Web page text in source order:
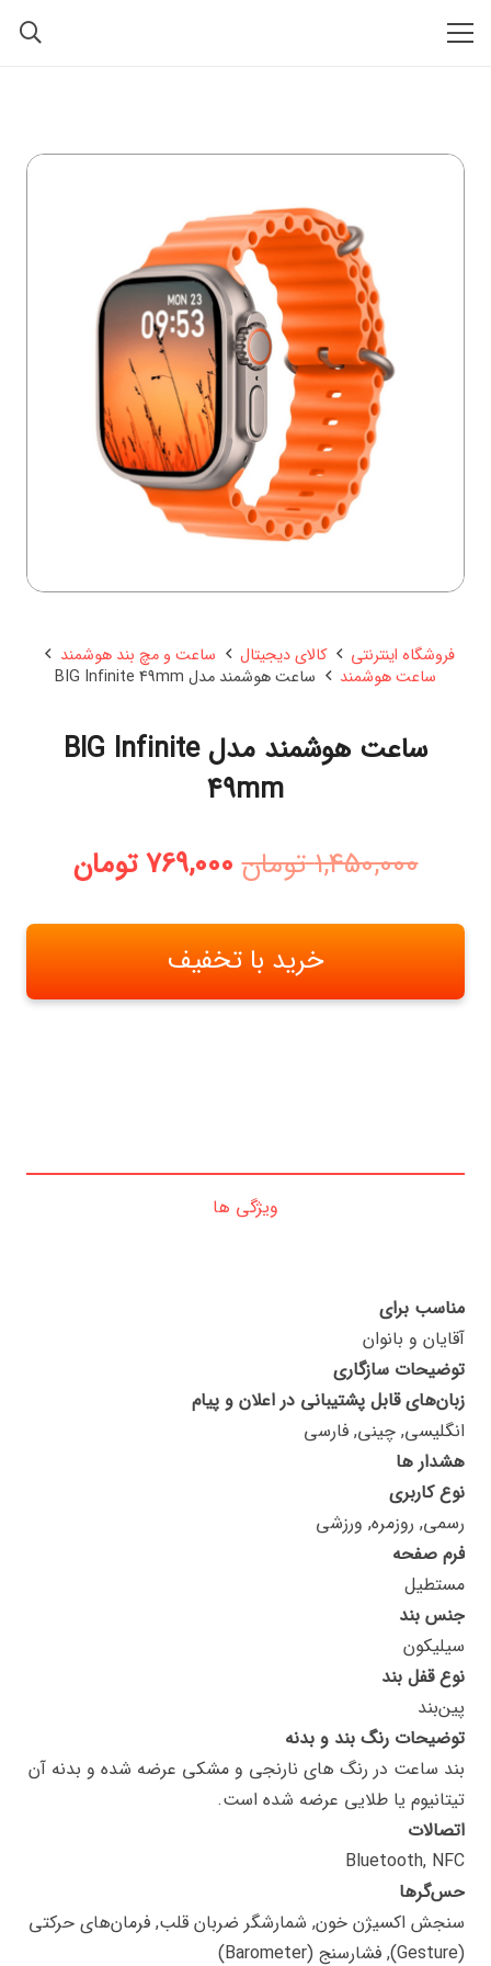
فروشگاه اینترنتی کالای دیجیتال
ساعت و مچ بند هوشمند
ساعت هوشمند
ساعت هوشمند مدل BIG Infinite 49mm
ساعت هوشمند مدل BIG Infinite
49mm
1,450,000 تومان قیمت
1,450,000 تومان
بود.
769,000 تومانقیمت
769,000
خرید با تخفیف
ویژگی ها
مناسب برای
آقایان و بانوان
توضیحات سازگاری
زبان‌های قابل پشتیبانی در اعلان و پیام
انگلیسی, چینی, فارسی
هشدار ها
نوع کاربری
رسمی, روزمره, ورزشی
فرم صفحه
مستطیل
جنس بند
سیلیکون
نوع قفل بند
پین‌بند
توضیحات رنگ بند و بدنه
بند ساعت در رنگ های نارنجی و مشکی عرضه شده و بدنه آن
تیتانیوم یا طلایی عرضه شده است.
اتصالات
Bluetooth, NFC
حس‌گرها
سنجش اکسیژن خون, شمارشگر ضربان قلب, فرمان‌های حرکتی
(Gesture), فشارسنج (Barometer)